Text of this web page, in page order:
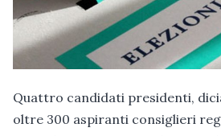
Quattro candidati presidenti,
oltre 300 aspiranti consiglieri